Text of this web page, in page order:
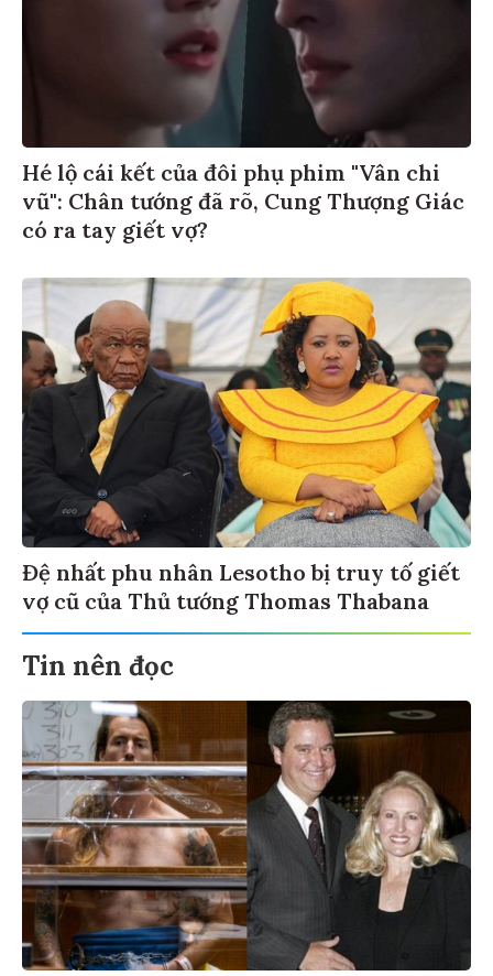
Hé lộ cái kết của đôi phụ phim "Vân chi
vũ": Chân tướng đã rõ, Cung Thượng Giác
có ra tay giết vợ?
Đệ nhất phu nhân Lesotho bị truy tố giết
vợ cũ của Thủ tướng Thomas Thabana
Tin nên đọc